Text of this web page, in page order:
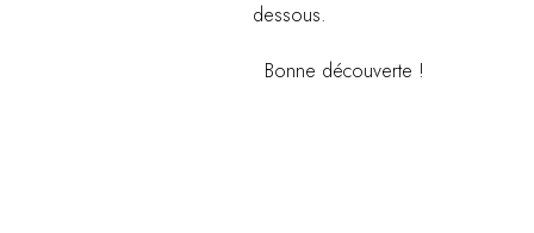
dessous.
Bonne découverte !